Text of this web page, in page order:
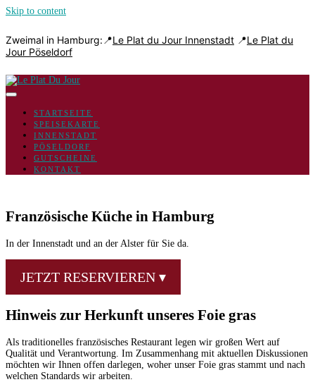
Skip to content
Zweimal in Hamburg:📍Le Plat du Jour Innenstadt 📍Le Plat du
Jour Pöseldorf
STARTSEITE
SPEISEKARTE
INNENSTADT
PÖSELDORF
GUTSCHEINE
KONTAKT
Französische Küche in Hamburg
In der Innenstadt und an der Alster für Sie da.
JETZT RESERVIEREN ▾
Hinweis zur Herkunft unseres Foie gras
Als traditionelles französisches Restaurant legen wir großen Wert auf
Qualität und Verantwortung. Im Zusammenhang mit aktuellen Diskussionen
möchten wir Ihnen offen darlegen, woher unser Foie gras stammt und nach
welchen Standards wir arbeiten.